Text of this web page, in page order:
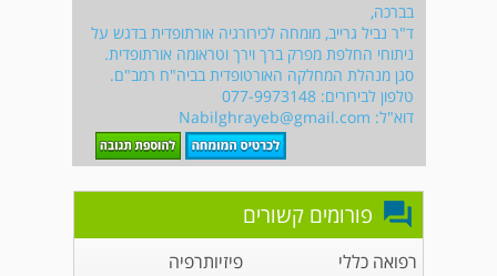
בברכה,
ד"ר נביל גרייב, מומחה לכירורגיה אורתופדית בדגש על
ניתוחי החלפת מפרק ברך וירך וטראומה אורתופדית.
סגן מנהלת המחלקה האורטופדית בביה"ח רמב"ם.
טלפון לבירורים: 077-9973148
דוא"ל: Nabilghrayeb@gmail.com
פורומים קשורים
רפואה כללי פיזיותרפיה